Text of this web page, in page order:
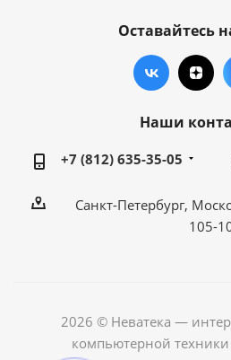
Оставайтесь
Наши
+7 (812) 635-35-05
Санкт-Петербург,
105-
2026 © Неватека —
компьютерной